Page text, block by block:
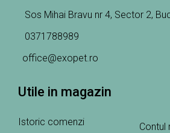
Sos Mihai Bravu nr 4, Sector 2,
0371788989
office@exopet.ro
Utile in magazin
Istoric comenzi
Contul